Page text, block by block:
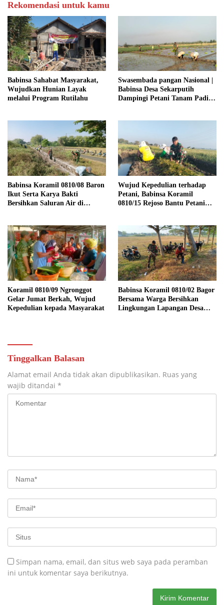
Rekomendasi untuk kamu
Babinsa Sahabat Masyarakat,
Wujudkan Hunian Layak
melalui Program Rutilahu
Swasembada pangan Nasional |
Babinsa Desa Sekarputih
Dampingi Petani Tanam Padi,
Babinsa Koramil 0810/08 Baron
Ikut Serta Karya Bakti
Bersihkan Saluran Air di
Wujud Kepedulian terhadap
Petani, Babinsa Koramil
0810/15 Rejoso Bantu Petani
Koramil 0810/09 Ngronggot
Gelar Jumat Berkah, Wujud
Kepedulian kepada Masyarakat
Babinsa Koramil 0810/02 Bagor
Bersama Warga Bersihkan
Lingkungan Lapangan Desa
Tinggalkan Balasan
Alamat email Anda tidak akan dipublikasikan. Ruas yang
wajib ditandai *
Simpan nama, email, dan situs web saya pada peramban
ini untuk komentar saya berikutnya.